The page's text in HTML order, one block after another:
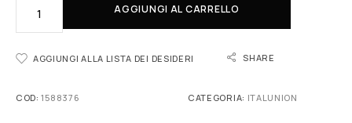
AGGIUNGI AL CARRELLO
AGGIUNGI ALLA LISTA DEI DESIDERI SHARE
COD:1588376 CATEGORIA: ITALUNION